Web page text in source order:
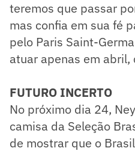
teremos que passar
mas confia em sua fé
pelo Paris Saint-
atuar apenas em abril,
FUTURO INCERTO
​No próximo dia 24,
camisa da Seleção
de mostrar que o